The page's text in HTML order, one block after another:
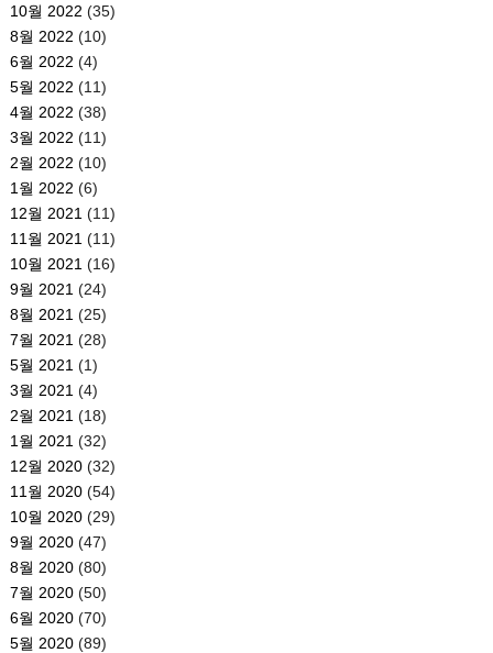
10월 2022 (35)
8월 2022 (10)
6월 2022 (4)
5월 2022 (11)
4월 2022 (38)
3월 2022 (11)
2월 2022 (10)
1월 2022 (6)
12월 2021 (11)
11월 2021 (11)
10월 2021 (16)
9월 2021 (24)
8월 2021 (25)
7월 2021 (28)
5월 2021 (1)
3월 2021 (4)
2월 2021 (18)
1월 2021 (32)
12월 2020(32)
11월 2020(54)
10월 2020(29)
9월 2020(47)
8월 2020(80)
7월 2020(50)
6월 2020(70)
5월 2020(89)